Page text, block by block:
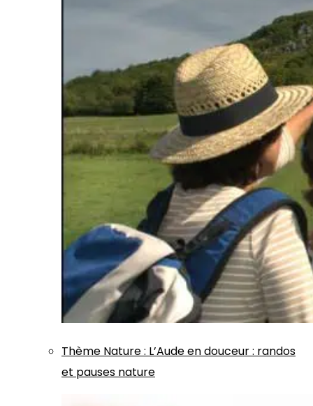
Thème Nature: L’Aude en douceur : randos
et pauses nature